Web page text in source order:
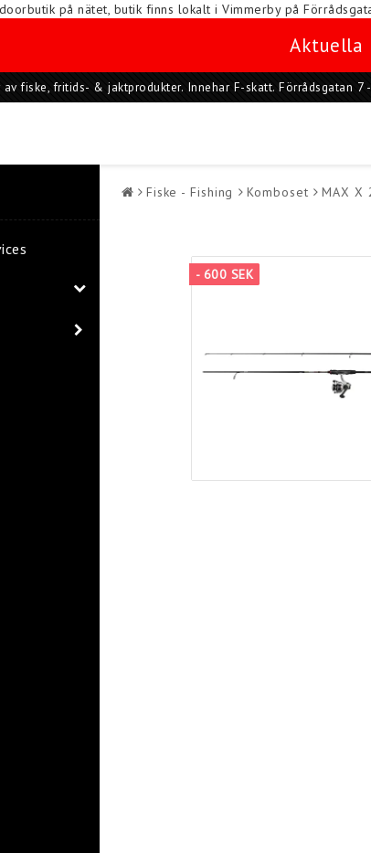
på nätet, butik finns lokalt i Vimmerby på
Aktuella
fiske, fritids- & jaktprodukter. Innehar F-skatt. Förrådsgatan 7
Fiske - Fishing Komboset MAX X
- 600 SEK